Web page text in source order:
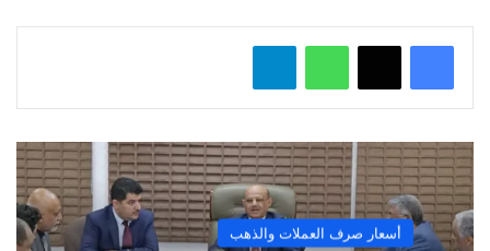
واتساب
أسعار صرف العملات والذهب